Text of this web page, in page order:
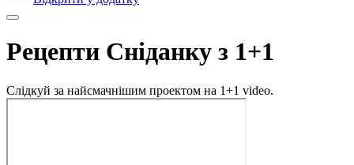
Рецепти Сніданку з 1+1
Слідкуй за найсмачнішим проектом на 1+1 video.